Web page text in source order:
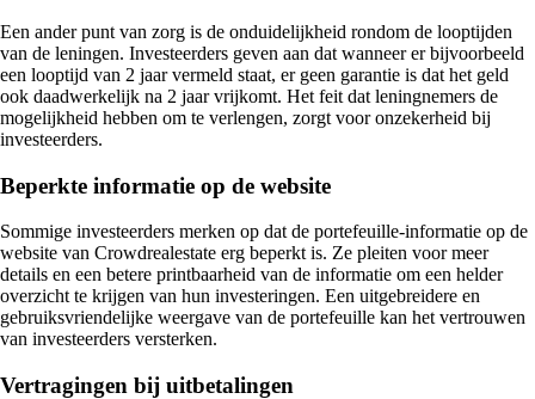
Een ander punt van zorg is de onduidelijkheid rondom de looptijden
van de leningen. Investeerders geven aan dat wanneer er bijvoorbeeld
een looptijd van 2 jaar vermeld staat, er geen garantie is dat het geld
ook daadwerkelijk na 2 jaar vrijkomt. Het feit dat leningnemers de
mogelijkheid hebben om te verlengen, zorgt voor onzekerheid bij
investeerders.
Beperkte informatie op de website
Sommige investeerders merken op dat de portefeuille-informatie op de
website van Crowdrealestate erg beperkt is. Ze pleiten voor meer
details en een betere printbaarheid van de informatie om een helder
overzicht te krijgen van hun investeringen. Een uitgebreidere en
gebruiksvriendelijke weergave van de portefeuille kan het vertrouwen
van investeerders versterken.
Vertragingen bij uitbetalingen